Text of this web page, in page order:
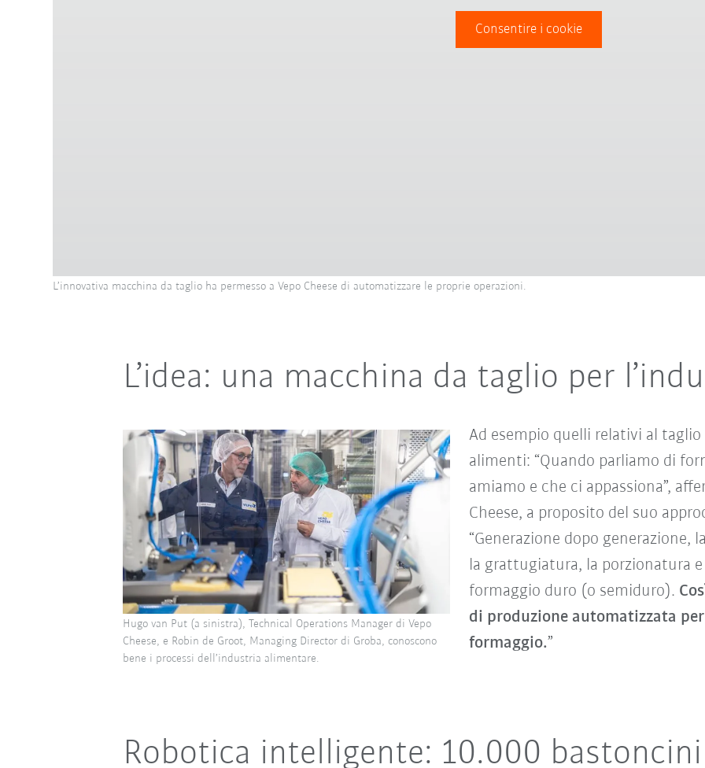
Consentire i cookie
L’innovativa macchina da taglio ha permesso a Vepo Cheese di automatizzare le proprie operazioni.
L’idea: una macchina da taglio per
Ad esempio quelli relativi al
alimenti: “Quando parliamo di
amiamo e che ci appassiona”,
Cheese, a proposito del suo
“Generazione dopo
la grattugiatura, la porzionatura
formaggio duro (o semiduro).
di produzione automatizzata
formaggio.”
Hugo van Put (a sinistra), Technical Operations Manager di Vepo
Cheese, e Robin de Groot, Managing Director di Groba, conoscono
bene i processi dell’industria alimentare.
Robotica intelligente: 10.000